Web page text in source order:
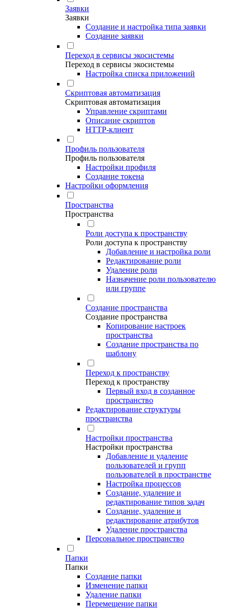
Заявки
Заявки
Создание и настройка типа заявки
Создание заявки
Переход в сервисы экосистемы
Переход в сервисы экосистемы
Настройка списка приложений
Скриптовая автоматизация
Скриптовая автоматизация
Управление скриптами
Описание скриптов
HTTP-клиент
Профиль пользователя
Профиль пользователя
Настройки профиля
Создание токена
Настройки оформления
Пространства
Пространства
Роли доступа к пространству
Роли доступа к пространству
Добавление и настройка роли
Редактирование роли
Удаление роли
Назначение роли пользователю
или группе
Создание пространства
Создание пространства
Копирование настроек
пространства
Создание пространства по
шаблону
Переход к пространству
Переход к пространству
Первый вход в созданное
пространство
Редактирование структуры
пространства
Настройки пространства
Настройки пространства
Добавление и удаление
пользователей и групп
пользователей в пространстве
Настройка процессов
Создание, удаление и
редактирование типов задач
Создание, удаление и
редактирование атрибутов
Удаление пространства
Персональное пространство
Папки
Папки
Создание папки
Изменение папки
Удаление папки
Перемещение папки